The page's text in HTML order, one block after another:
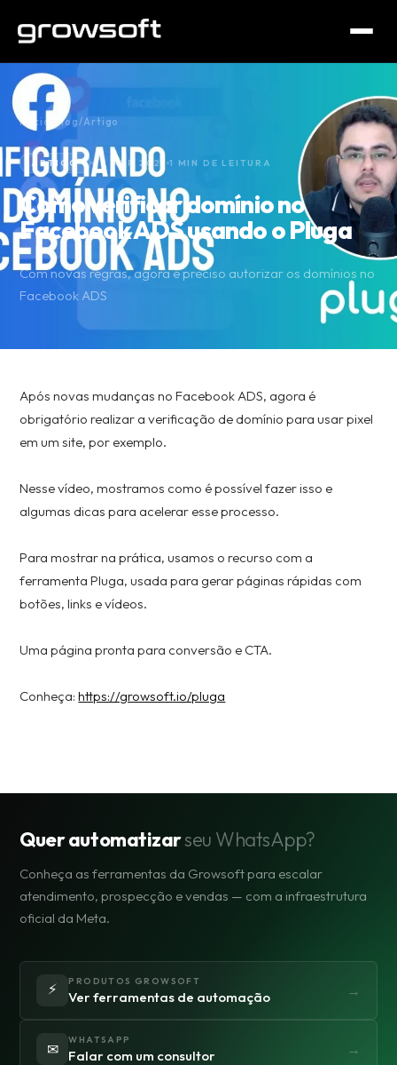
Início Blog/Artigo
ARTIGO 26 ABR 2021 1 MIN DE LEITURA
Como verificar domínio no
Facebook ADS usando o Pluga
Com novas regras, agora é preciso autorizar os domínios no
Facebook ADS
Após novas mudanças no Facebook ADS, agora é
obrigatório realizar a verificação de domínio para usar pixel
em um site, por exemplo.
Nesse vídeo, mostramos como é possível fazer isso e
algumas dicas para acelerar esse processo.
Para mostrar na prática, usamos o recurso com a
ferramenta Pluga, usada para gerar páginas rápidas com
botões, links e vídeos.
Uma página pronta para conversão e CTA.
Conheça:https://growsoft.io/pluga
Quer automatizarseu WhatsApp?
Conheça as ferramentas da Growsoft para escalar
atendimento, prospecção e vendas — com a infraestrutura
oficial da Meta.
⚡ PRODUTOS GROWSOFT
Ver ferramentas de automação →
✉
WHATSAPP
Falar com um consultor →